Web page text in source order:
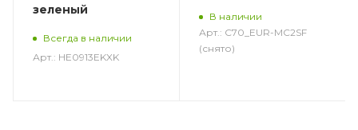
зеленый
Всегда в наличии
Арт.: HE0913EKXK
В наличии
Арт.: C70_EUR-MC2SF
(снято)